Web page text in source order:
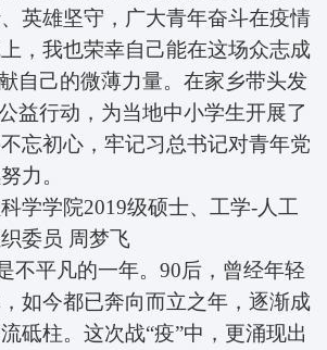
英雄坚守，广大青年奋斗在疫情
，我也荣幸自己能在这场众志成
自己的微薄力量。在家乡带头发
益行动，为当地中小学生开展了
忘初心，牢记习总书记对青年党
力。
学院2019级硕士、 工学-人工
委员 周梦飞
平凡的一年。90后，曾经年轻
如今都已奔向而立之年，逐渐成
砥柱。这次战“疫”中，更涌现出